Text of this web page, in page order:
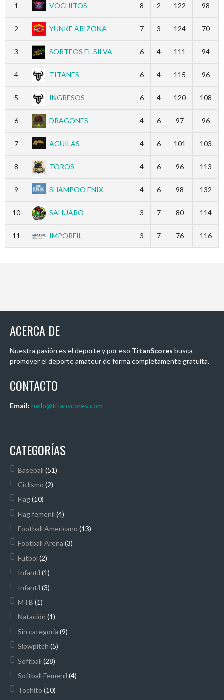
1 VOCHITOS 8 2 122 98
2 YUNKE ARIZONA 7 3 124 70
3 SORTEOS EL SILVA 6 4 111 94
4 TITANES 6 4 115 96
5 INGRESOS 6 4 120 108
6 DRAGONES 4 6 97 96
7 AGUILAS 4 6 101 103
8 TOROS 4 6 96 113
9 SHAMPOO ENIX 4 6 98 132
10 SAHUARO 3 7 80 114
11 IMPORFIL 3 7 76 116
ACERCA DE
Nuestra pasión es el deporte y por eso TitanScores busca
promover el deporte amateur de forma completamente gratuita.
CONTACTO
Email: hello@titanscores.com
CATEGORÍAS
Baseball (51)
Ciclismo (2)
Flag(10)
Flag femenil (4)
Football Americano (13)
Football Arena (3)
Futbol (2)
Infantil (1)
Infantil (3)
MTB (1)
Natación (1)
Sin categoría (9)
Slowpitch (5)
Softball (28)
Softball Femenil (4)
Tochito (10)